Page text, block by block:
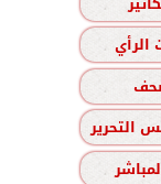
الرأي
التحرير